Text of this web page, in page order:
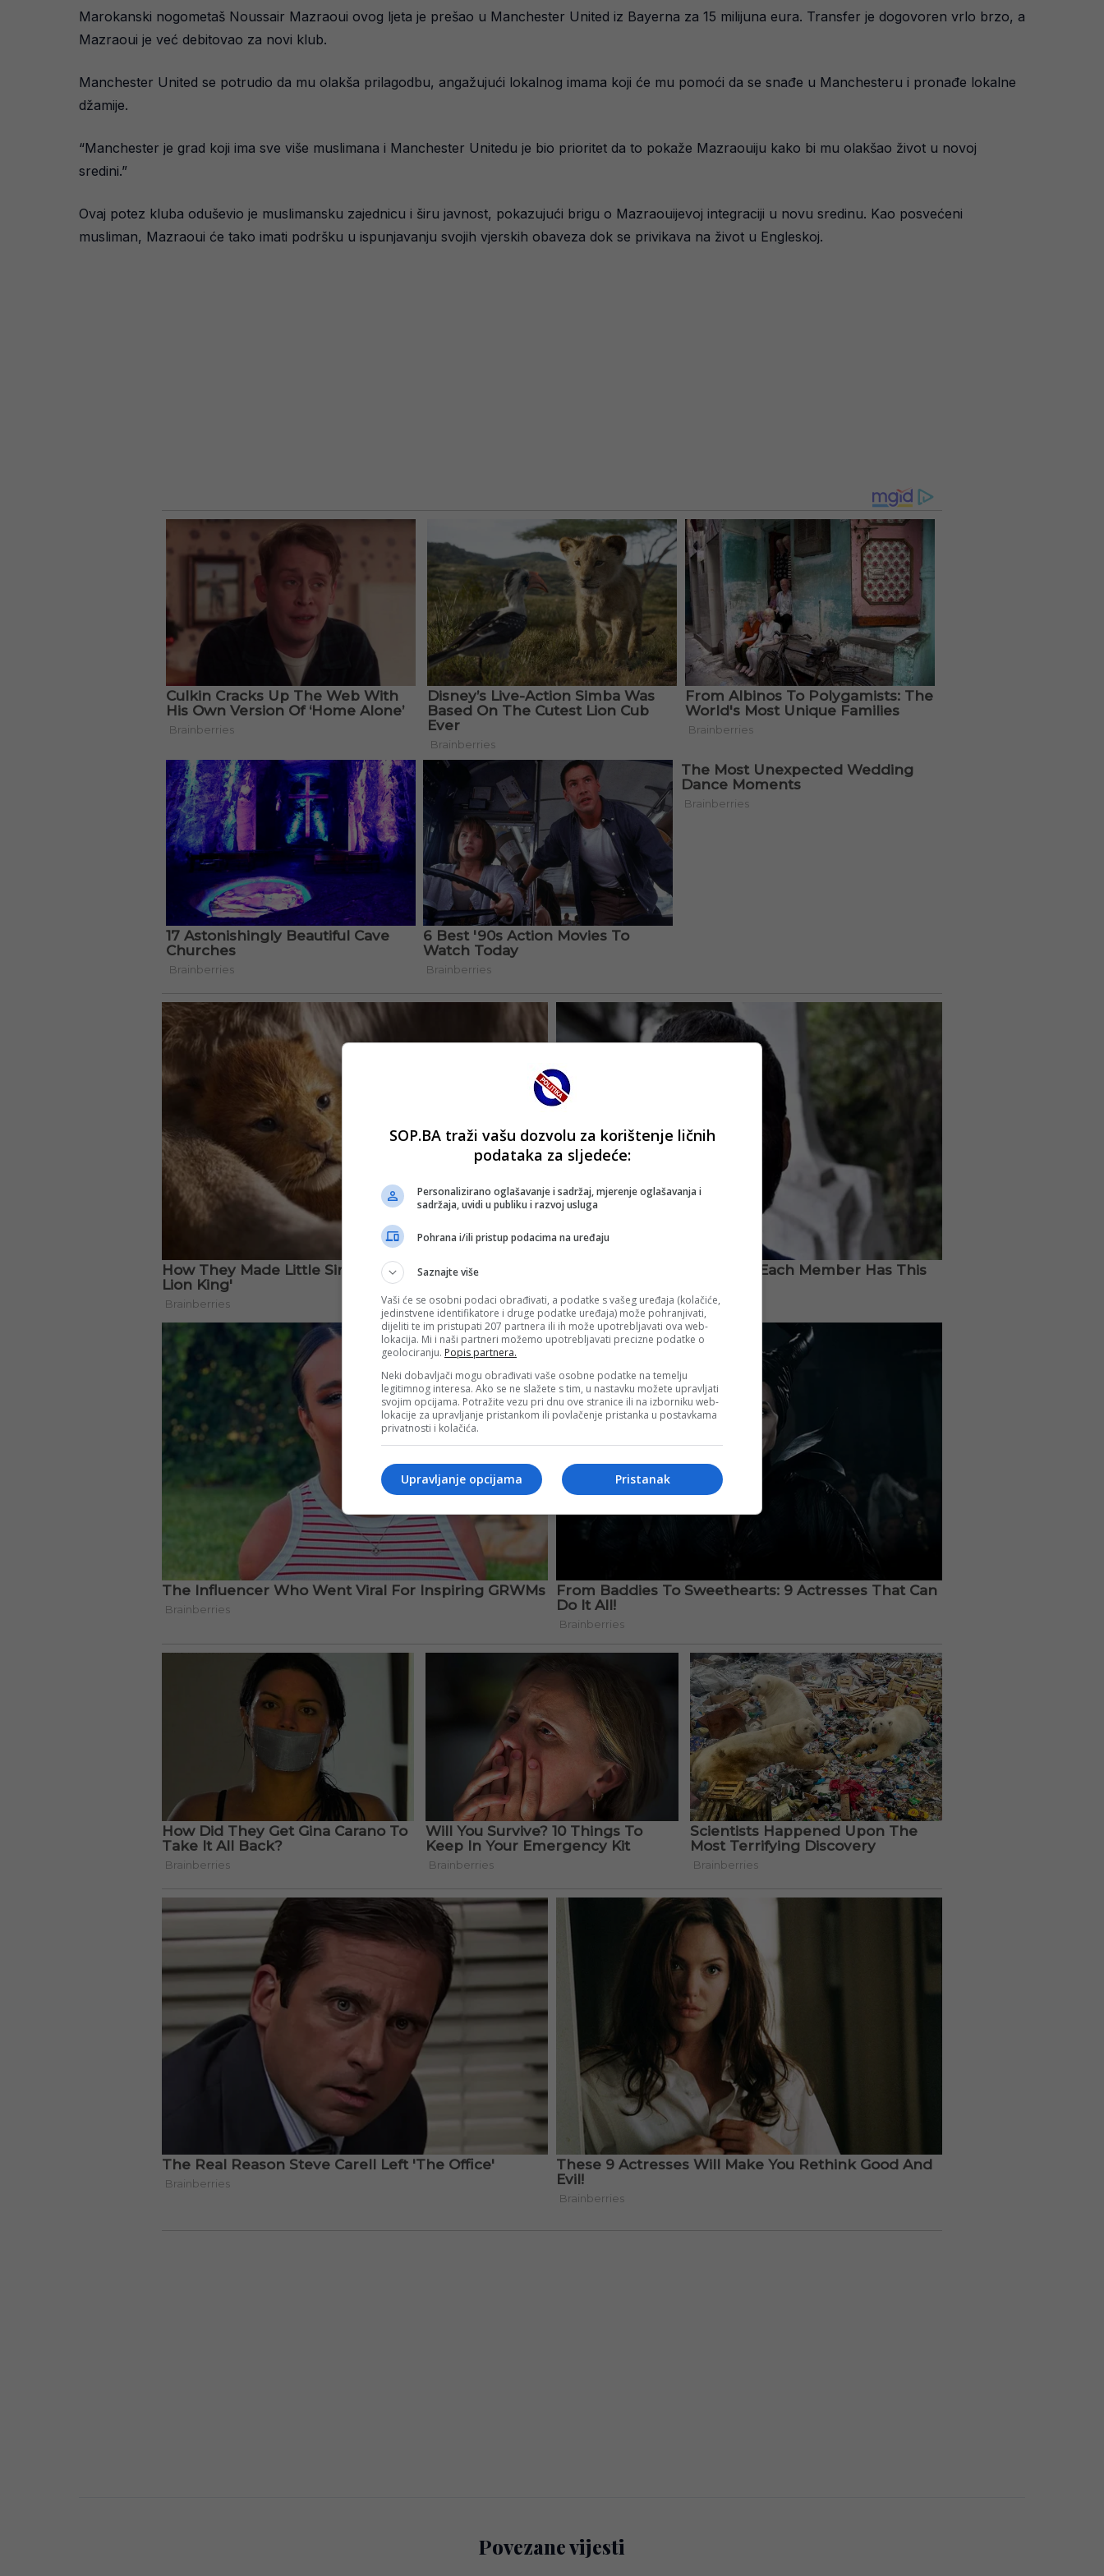
Marokanski nogometaš Noussair Mazraoui ovog ljeta je prešao u Manchester United iz Bayerna za 15 milijuna eura. Transfer je dogovoren vrlo brzo, a
Mazraoui je već debitovao za novi klub.
Manchester United se potrudio da mu olakša prilagodbu, angažujući lokalnog imama koji će mu pomoći da se snađe u Manchesteru i pronađe lokalne
džamije.
“Manchester je grad koji ima sve više muslimana i Manchester Unitedu je bio prioritet da to pokaže Mazraouiju kako bi mu olakšao život u novoj
sredini.”
Ovaj potez kluba oduševio je muslimansku zajednicu i širu javnost, pokazujući brigu o Mazraouijevoj integraciji u novu sredinu. Kao posvećeni
musliman, Mazraoui će tako imati podršku u ispunjavanju svojih vjerskih obaveza dok se privikava na život u Engleskoj.
Povezane vijesti
SOP.BA traži vašu dozvolu za korištenje ličnih
podataka za sljedeće:
Personalizirano oglašavanje i sadržaj, mjerenje oglašavanja i
sadržaja, uvidi u publiku i razvoj usluga
Pohrana i/ili pristup podacima na uređaju
Saznajte više
Vaši će se osobni podaci obrađivati, a podatke s vašeg uređaja (kolačiće,
jedinstvene identifikatore i druge podatke uređaja) može pohranjivati,
dijeliti te im pristupati 207 partnera ili ih može upotrebljavati ova web-
lokacija. Mi i naši partneri možemo upotrebljavati precizne podatke o
geolociranju. Popis partnera.
Neki dobavljači mogu obrađivati vaše osobne podatke na temelju
legitimnog interesa. Ako se ne slažete s tim, u nastavku možete upravljati
svojim opcijama. Potražite vezu pri dnu ove stranice ili na izborniku web-
lokacije za upravljanje pristankom ili povlačenje pristanka u postavkama
privatnosti i kolačića.
Pristanak
Upravljanje opcijama